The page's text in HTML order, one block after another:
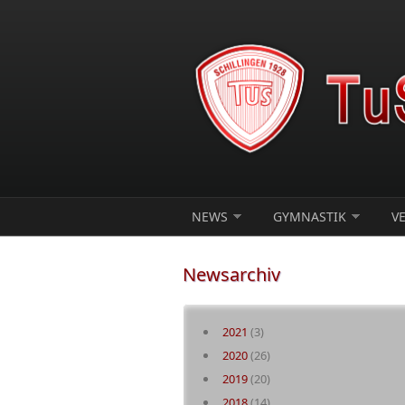
NEWS GYMNASTIK
Newsarchiv
2021 (3)
2020(26)
2019(20)